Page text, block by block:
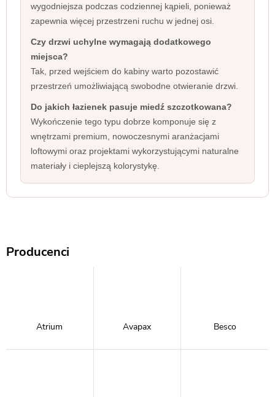
wygodniejsza podczas codziennej kąpieli, ponieważ
zapewnia więcej przestrzeni ruchu w jednej osi.
Czy drzwi uchylne wymagają dodatkowego
miejsca?
Tak, przed wejściem do kabiny warto pozostawić
przestrzeń umożliwiającą swobodne otwieranie drzwi.
Do jakich łazienek pasuje miedź szczotkowana?
Wykończenie tego typu dobrze komponuje się z
wnętrzami premium, nowoczesnymi aranżacjami
loftowymi oraz projektami wykorzystującymi naturalne
materiały i cieplejszą kolorystykę.
Producenci
Atrium Avapax Besco